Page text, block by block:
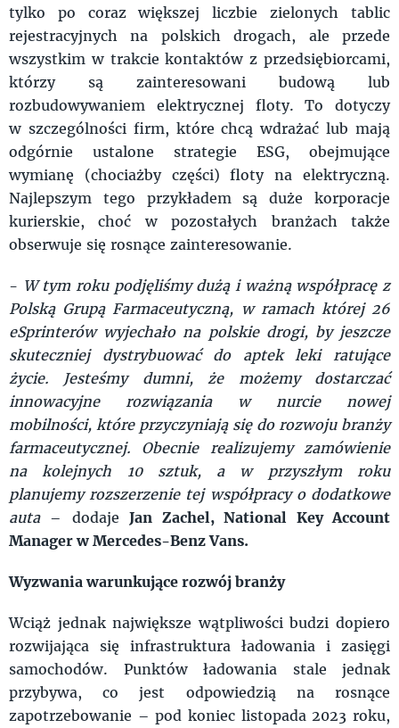
tylko po coraz większej liczbie zielonych tablic
rejestracyjnych na polskich drogach, ale przede
wszystkim w trakcie kontaktów z przedsiębiorcami,
którzy są zainteresowani budową lub
rozbudowywaniem elektrycznej floty. To dotyczy
w szczególności firm, które chcą wdrażać lub mają
odgórnie ustalone strategie ESG, obejmujące
wymianę (chociażby części) floty na elektryczną.
Najlepszym tego przykładem są duże korporacje
kurierskie, choć w pozostałych branżach także
obserwuje się rosnące zainteresowanie.
- W tym roku podjęliśmy dużą i ważną współpracę z
Polską Grupą Farmaceutyczną, w ramach której 26
eSprinterów wyjechało na polskie drogi, by jeszcze
skuteczniej dystrybuować do aptek leki ratujące
życie. Jesteśmy dumni, że możemy dostarczać
innowacyjne rozwiązania w nurcie nowej
mobilności, które przyczyniają się do rozwoju branży
farmaceutycznej. Obecnie realizujemy zamówienie
na kolejnych 10 sztuk, a w przyszłym roku
planujemy rozszerzenie tej współpracy o dodatkowe
auta– dodajeJan Zachel, National Key Account
Manager w Mercedes-Benz Vans.
Wyzwania warunkujące rozwój branży
Wciąż jednak największe wątpliwości budzi dopiero
rozwijająca się infrastruktura ładowania i zasięgi
samochodów. Punktów ładowania stale jednak
przybywa, co jest odpowiedzią na rosnące
zapotrzebowanie – pod koniec listopada 2023 roku,